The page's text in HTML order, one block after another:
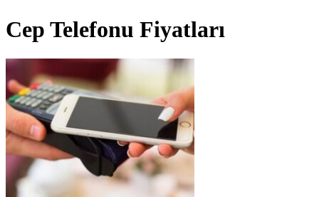
Cep Telefonu Fiyatları